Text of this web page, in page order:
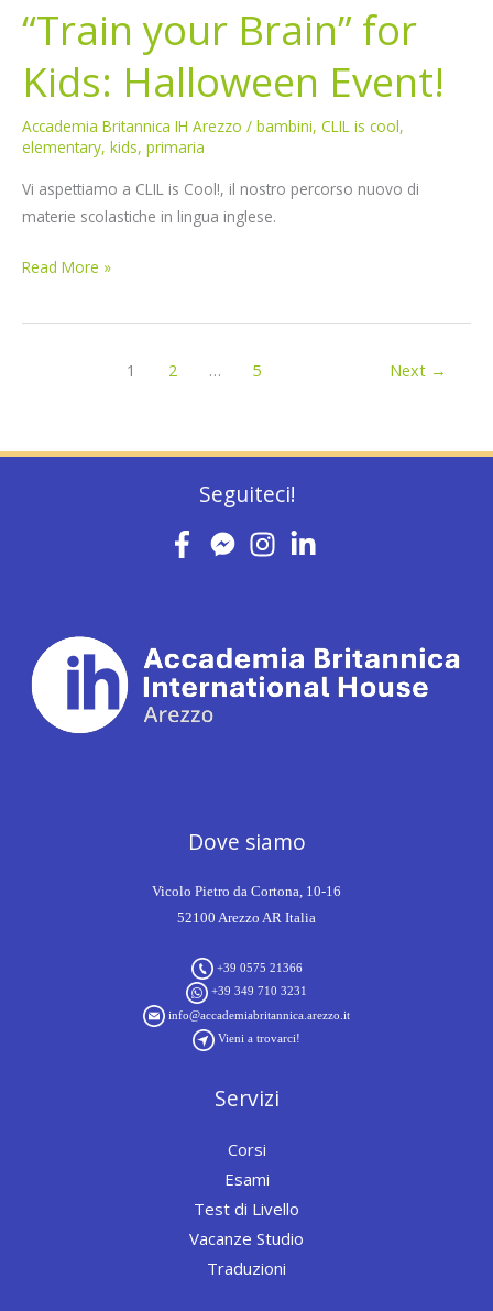
“Train your Brain” for
Kids: Halloween Event!
Accademia Britannica IH Arezzo / bambini, CLIL is cool,
elementary, kids, primaria
Vi aspettiamo a CLIL is Cool!, il nostro percorso nuovo di
materie scolastiche in lingua inglese.
Read More »
1 2 … 5 Next →
Seguiteci!
Dove siamo
Vicolo Pietro da Cortona, 10-16
52100 Arezzo AR Italia
+39 0575 21366
+39 349 710 3231
info@accademiabritannica.arezzo.it
Vieni a trovarci!
Servizi
Corsi
Esami
Test di Livello
Vacanze Studio
Traduzioni